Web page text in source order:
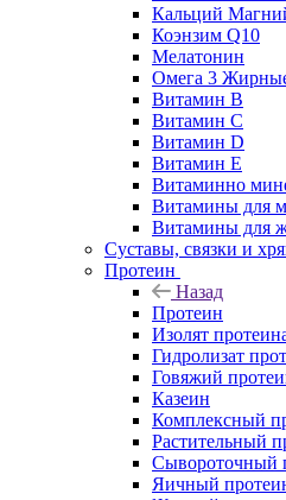
Кальций
Коэнзим Q10
Мелатонин
Омега 3
Витамин B
Витамин C
Витамин D
Витамин E
Витаминно
Витамины для
Витамины для
Суставы, связки и
Протеин
Назад
Протеин
Изолят
Гидролизат
Говяжий
Казеин
Комплексный
Растительный
Сывороточный
Яичный